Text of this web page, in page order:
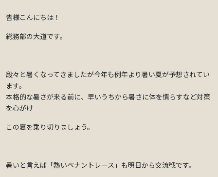
皆様こんにちは！
総務部の大道です。
段々と暑くなってきましたが今年も例年より暑い夏が予想されてい
ます。
本格的な暑さが来る前に、早いうちから暑さに体を慣らすなど対策
を心がけ
この夏を乗り切りましょう。
暑いと言えば「熱いペナントレース」も明日から交流戦です。